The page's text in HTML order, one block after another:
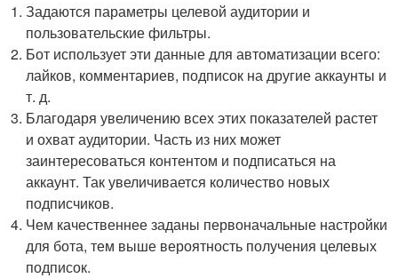
Задаются параметры целевой аудитории и
пользовательские фильтры.
Бот использует эти данные для автоматизации всего:
лайков, комментариев, подписок на другие аккаунты и
т. д.
Благодаря увеличению всех этих показателей растет
и охват аудитории. Часть из них может
заинтересоваться контентом и подписаться на
аккаунт. Так увеличивается количество новых
подписчиков.
Чем качественнее заданы первоначальные настройки
для бота, тем выше вероятность получения целевых
подписок.